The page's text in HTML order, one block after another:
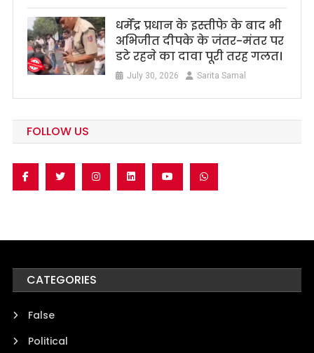
धर्मेंद्र प्रधान के इस्तीफे के बाद भी
अभिजीत दीपके के जंतर-मंतर पर
डटे रहने का दावा पूरी तरह गलत।
July 30, 2026 Sarita Samal
FOLLOW US
CATEGORIES
False
Political